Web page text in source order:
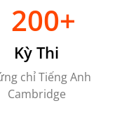
200+
Kỳ Thi
chỉ Tiếng Anh
Cambridge